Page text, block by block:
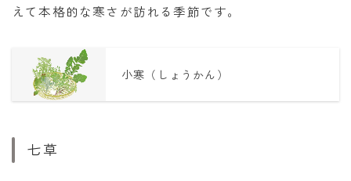
えて本格的な寒さが訪れる季節です。
小寒（しょうかん）
七草